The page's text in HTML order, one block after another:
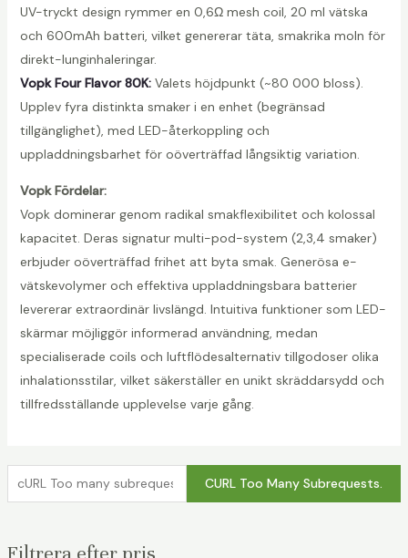
U
L
CURL Too Many Subrequests.
UV-tryckt design rymmer en 0,6Ω mesh coil, 20 ml vätska
och 600mAh batteri, vilket genererar täta, smakrika moln för
direkt-lunginhaleringar.
Vopk Four Flavor 80K: Valets höjdpunkt (~80 000 bloss).
Upplev fyra distinkta smaker i en enhet (begränsad
tillgänglighet), med LED-återkoppling och
uppladdningsbarhet för oöverträffad långsiktig variation.
Vopk Fördelar:
Vopk dominerar genom radikal smakflexibilitet och kolossal
kapacitet. Deras signatur multi-pod-system (2,3,4 smaker)
erbjuder oöverträffad frihet att byta smak. Generösa e-
vätskevolymer och effektiva uppladdningsbara batterier
levererar extraordinär livslängd. Intuitiva funktioner som LED-
skärmar möjliggör informerad användning, medan
specialiserade coils och luftflödesalternativ tillgodoser olika
inhalationsstilar, vilket säkerställer en unikt skräddarsydd och
tillfredsställande upplevelse varje gång.